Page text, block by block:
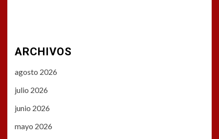
ARCHIVOS
agosto 2026
julio 2026
junio 2026
mayo 2026